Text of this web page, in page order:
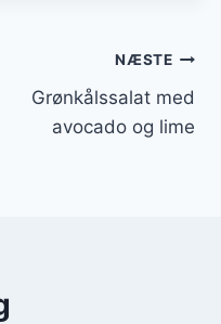
NÆSTE
Grønkålssalat med
avocado og lime